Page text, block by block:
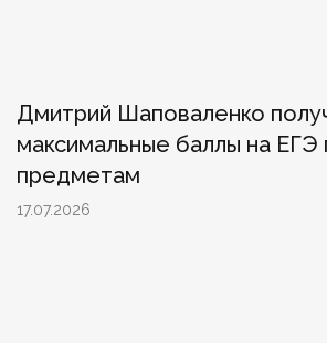
Дмитрий Шаповаленко
максимальные баллы на ЕГЭ
предметам
17.07.2026